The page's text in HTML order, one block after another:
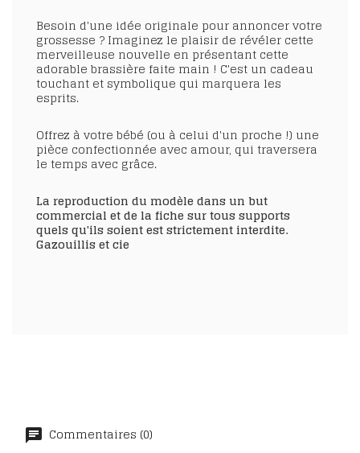
Besoin d'une idée originale pour annoncer votre
grossesse ? Imaginez le plaisir de révéler cette
merveilleuse nouvelle en présentant cette
adorable brassière faite main ! C'est un cadeau
touchant et symbolique qui marquera les
esprits.
Offrez à votre bébé (ou à celui d'un proche !) une
pièce confectionnée avec amour, qui traversera
le temps avec grâce.
La reproduction du modèle dans un but
commercial et de la fiche sur tous supports
quels qu'ils soient est strictement interdite.
Gazouillis et cie
Commentaires (0)